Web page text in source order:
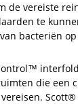
de vereiste
te
bacteriën
die een